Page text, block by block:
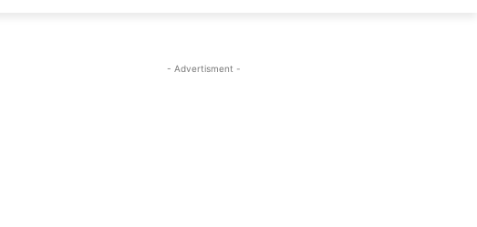
- Advertisment -